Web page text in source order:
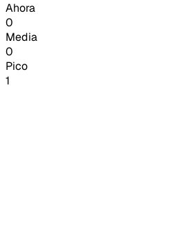
Ahora
0
Media
0
Pico
1